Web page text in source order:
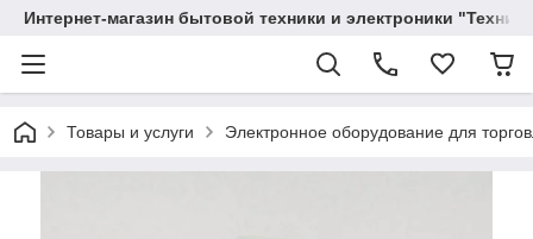
Интернет-магазин бытовой техники и электроники
Товары и услуги Электронное оборудование для